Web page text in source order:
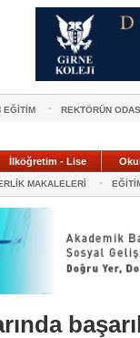
EĞİTİM REKTÖRÜN
İlköğretim - Lise
MAKALELERİ